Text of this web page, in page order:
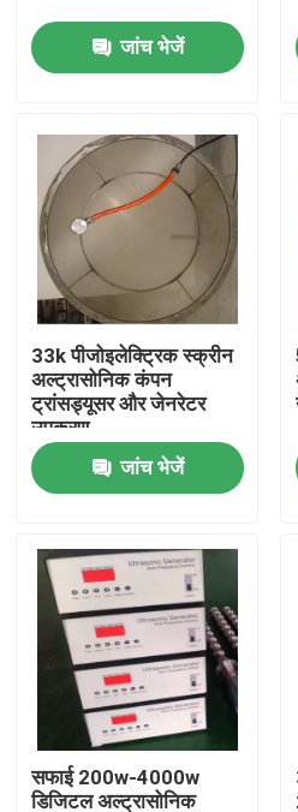
उत्पादों
हमारे बारे में
कारखाना भ्रमण
गुणवत्ता नियंत्रण
संपर्क करें
एक उद्धरण का अनुरोध करें
अल्ट्रासोनिक सफाई ट्रांसड्यूसर
उच्च शक्ति अल्ट्रासोनिक
बहु आवृत्ति अल्ट्रासोनिक
जांच भेजें
33k पीजोइलेक्ट्रिक स्क्रीन
अल्ट्रासोनिक कंपन
ट्रांसड्यूसर और जेनरेटर
उपकरण
जांच भेजें
सफाई 200w-4000w
डिजिटल अल्ट्रासोनिक